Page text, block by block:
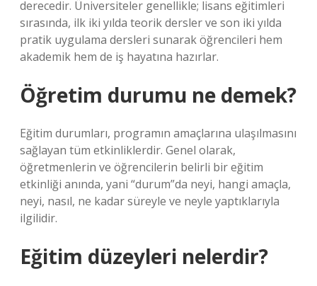
derecedir. Üniversiteler genellikle; lisans eğitimleri
sırasında, ilk iki yılda teorik dersler ve son iki yılda
pratik uygulama dersleri sunarak öğrencileri hem
akademik hem de iş hayatına hazırlar.
Öğretim durumu ne demek?
Eğitim durumları, programın amaçlarına ulaşılmasını
sağlayan tüm etkinliklerdir. Genel olarak,
öğretmenlerin ve öğrencilerin belirli bir eğitim
etkinliği anında, yani “durum”da neyi, hangi amaçla,
neyi, nasıl, ne kadar süreyle ve neyle yaptıklarıyla
ilgilidir.
Eğitim düzeyleri nelerdir?